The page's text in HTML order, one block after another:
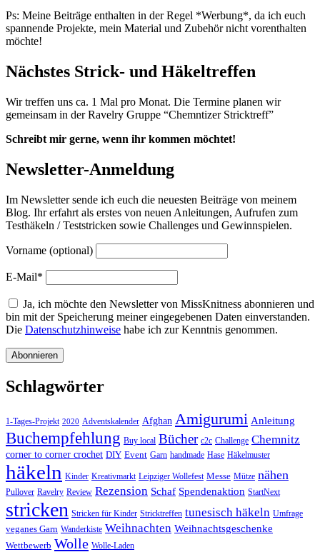
Ps: Meine Beiträge enthalten in der Regel *Werbung*, da ich euch
spannende Projekte, mein Material und Zubehör nicht vorenthalten
möchte!
Nächstes Strick- und Häkeltreffen
Wir treffen uns ca. 1 Mal pro Monat. Die Termine planen wir
gemeinsam in der Ravelry Gruppe “Chemntizer Stricktreff”
Schreibt mir gerne, wenn ihr kommen möchtet!
Newsletter-Anmeldung
Im Newsletter sende ich euch die neuesten Beiträge von meinem
Blog. Ihr erfahrt als erstes von neuen Anleitungen, Aufrufen zum
Testhäkeln / Teststricken sowie Challenges und Gewinnspielen.
Vorname (optional)
E-Mail*
Ja, ich möchte den Newsletter von MissKnitness abonnieren und
bin mit der Speicherung meiner eingegebenen Daten einverstanden.
Die Datenschutzhinweise habe ich zur Kenntnis genommen.
Schlagwörter
1-Tages-Projekt 2020 Adventskalender Afghan Amigurumi Anleitung
Buchempfehlung Buy local Bücher c2c Challenge Chemnitz
corner to corner crochet DIY Event Garn handmade Hase Häkelmuster
häkeln Kinder Kreativmarkt Leipziger Wollefest Messe Mütze nähen
Pullover Ravelry Review Rezension Schaf Spendenaktion StartNext
stricken Stricken für Kinder Stricktreffen tunesisch häkeln Umfrage
veganes Garn Wanderkiste Weihnachten Weihnachtsgeschenke
Wettbewerb Wolle Wolle-Laden